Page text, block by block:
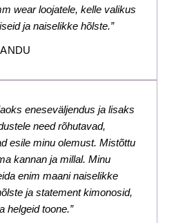
wear loojatele, kelle valikus
ja naiselikke hõlste.”
eneseväljendus ja lisaks
need rõhutavad,
esile minu olemust. Mistõttu
kannan ja millal. Minu
enim maani naiselikke
ja statement kimonosid,
helgeid toone.”